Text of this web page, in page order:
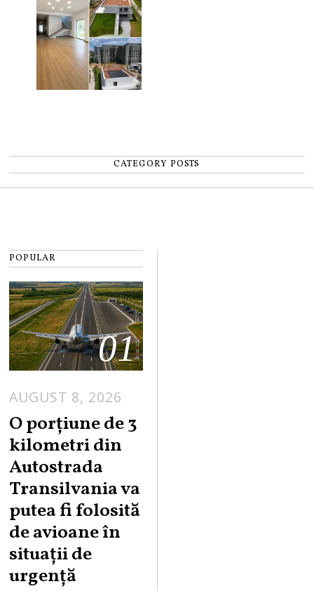
CATEGORY POSTS
POPULAR
01
AUGUST 8, 2026
U
G
T
8
O porțiune de 3
kilometri din
Autostrada
Transilvania va
putea fi folosită
de avioane în
situații de
urgență